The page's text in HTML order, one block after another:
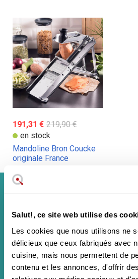
Salut!, ce site web utilise des
Les cookies que nous utilisons ne
délicieux que ceux fabriqués avec
cuisine, mais nous permettent de
contenu et les annonces, d'offrir
191,31 € 219,90 €
en stock
Mandoline Bron Coucke
originale France
S'inscrire à la lettre
Il ne s'agit pas d'une lettre d'information
pouvez vous désabonner à
En soumettant ce formulaire, j'accepte